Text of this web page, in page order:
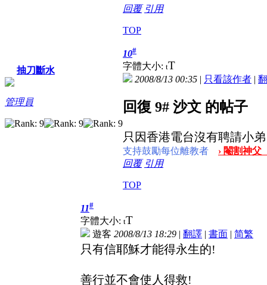
回覆 引用
TOP
抽刀斷水
管理員
10#
字體大小: tT
2008/8/13 00:35 | 只看該作者 |
回復 9# 沙文 的帖子
只因香港電台沒有聘請小
支持鼓勵每位離教者
› 閹割神
回覆 引用
TOP
11#
字體大小: tT
遊客 2008/8/13 18:29 | 翻譯 | 書面 | 简繁
只有信耶穌才能得永生的!
善行並不會使人得救!